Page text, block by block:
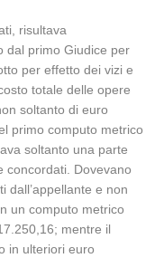
risultava
dal primo Giudice per
per effetto dei vizi e
totale delle opere
soltanto di euro
primo computo metrico
soltanto una parte
concordati. Dovevano
dall’appellante e non
un computo metrico
mentre il
in ulteriori euro